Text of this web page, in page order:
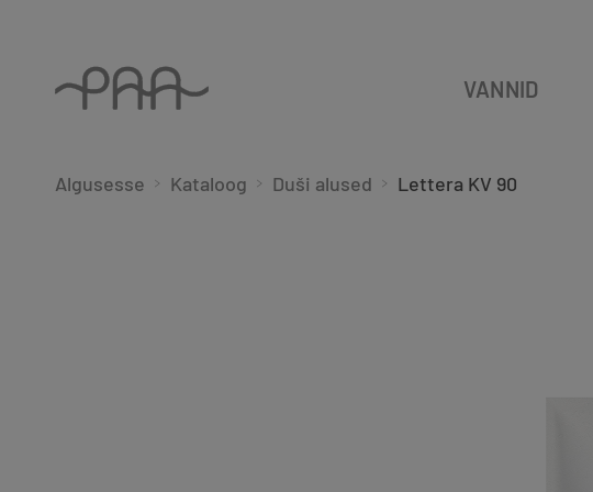
VANNID
Algusesse Kataloog Duši alused Lettera KV 90